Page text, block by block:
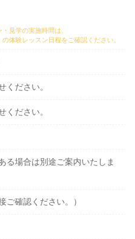
見学の実施時間は、
の体験レッスン日程をご確認ください。
ください。
ください。
る場合は別途ご案内いたしま
ご確認ください。）